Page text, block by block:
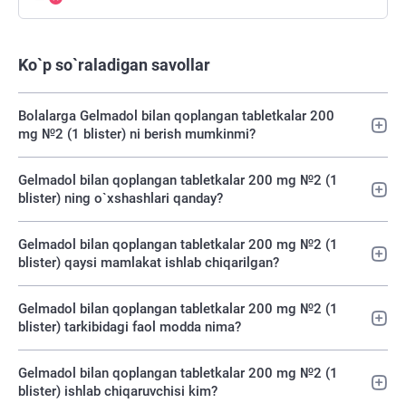
Ko`p so`raladigan savollar
Bolalarga Gelmadol bilan qoplangan tabletkalar 200
mg №2 (1 blister) ni berish mumkinmi?
Gelmadol bilan qoplangan tabletkalar 200 mg №2 (1
blister) ning o`xshashlari qanday?
Gelmadol bilan qoplangan tabletkalar 200 mg №2 (1
blister) qaysi mamlakat ishlab chiqarilgan?
Gelmadol bilan qoplangan tabletkalar 200 mg №2 (1
blister) tarkibidagi faol modda nima?
Gelmadol bilan qoplangan tabletkalar 200 mg №2 (1
blister) ishlab chiqaruvchisi kim?